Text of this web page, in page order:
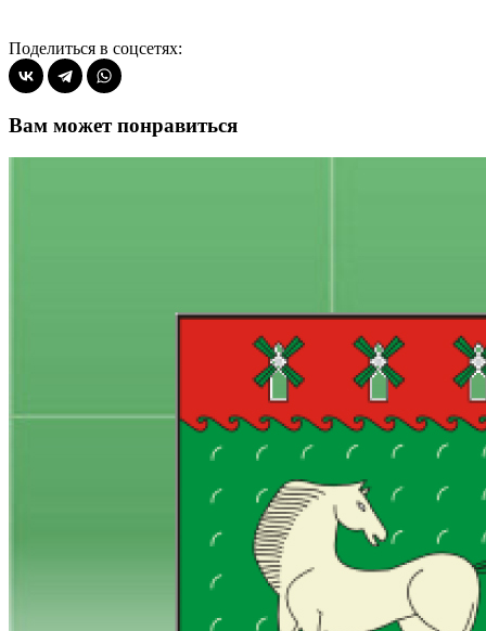
Поделиться в соцсетях:
Вам может понравиться